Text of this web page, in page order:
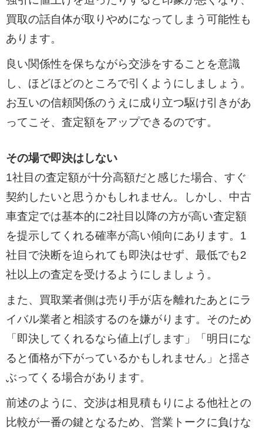
買取の話自体が取りやめになってしまう可能性も
あります。
良い関係性を保ちながら交渉をすることを意識
し、ほどほどのところで引くようにしましょう。
お互いの信頼関係のうえに成り立つ駆け引きがあ
ってこそ、査定額をアップできるのです。
その場で即決はしない
1社目の査定額が十分高額だと感じた場合、すぐ
契約したいと思うかもしれません。しかし、中古
車査定では基本的に2社目以降の方が高い査定額
を提示してくれる確率が高い傾向にあります。1
社目で決断を迫られても即決はせず、最低でも2
社以上の査定を受けるようにしましょう。
また、買取業者側は売り手が店を離れたあとにラ
イバル業者と相談するのを嫌がります。そのため
「即決してくれるなら値上げします」「明日にな
ると価格が下がっているかもしれません」と揺さ
ぶってくる場合があります。
前述のように、交渉は相見積もりによる他社との
比較が一番の鍵となるため、営業トークに負けな